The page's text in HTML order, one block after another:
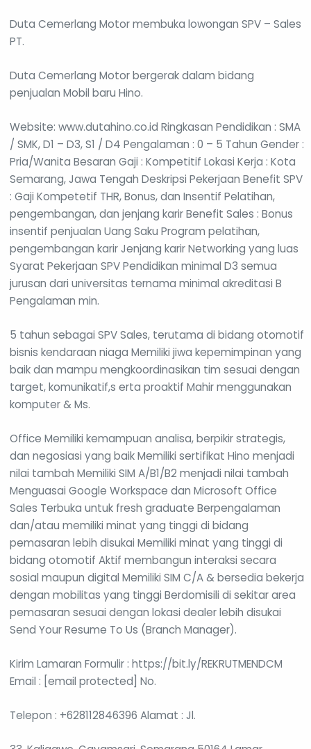
Duta Cemerlang Motor membuka lowongan SPV – Sales
PT.
Duta Cemerlang Motor bergerak dalam bidang
penjualan Mobil baru Hino.
Website: www.dutahino.co.id Ringkasan Pendidikan : SMA
/ SMK, D1 – D3, S1 / D4 Pengalaman : 0 – 5 Tahun Gender :
Pria/Wanita Besaran Gaji : Kompetitif Lokasi Kerja : Kota
Semarang, Jawa Tengah Deskripsi Pekerjaan Benefit SPV
: Gaji Kompetetif THR, Bonus, dan Insentif Pelatihan,
pengembangan, dan jenjang karir Benefit Sales : Bonus
insentif penjualan Uang Saku Program pelatihan,
pengembangan karir Jenjang karir Networking yang luas
Syarat Pekerjaan SPV Pendidikan minimal D3 semua
jurusan dari universitas ternama minimal akreditasi B
Pengalaman min.
5 tahun sebagai SPV Sales, terutama di bidang otomotif
bisnis kendaraan niaga Memiliki jiwa kepemimpinan yang
baik dan mampu mengkoordinasikan tim sesuai dengan
target, komunikatif,s erta proaktif Mahir menggunakan
komputer & Ms.
Office Memiliki kemampuan analisa, berpikir strategis,
dan negosiasi yang baik Memiliki sertifikat Hino menjadi
nilai tambah Memiliki SIM A/B1/B2 menjadi nilai tambah
Menguasai Google Workspace dan Microsoft Office
Sales Terbuka untuk fresh graduate Berpengalaman
dan/atau memiliki minat yang tinggi di bidang
pemasaran lebih disukai Memiliki minat yang tinggi di
bidang otomotif Aktif membangun interaksi secara
sosial maupun digital Memiliki SIM C/A & bersedia bekerja
dengan mobilitas yang tinggi Berdomisili di sekitar area
pemasaran sesuai dengan lokasi dealer lebih disukai
Send Your Resume To Us (Branch Manager).
Kirim Lamaran Formulir : https://bit.ly/REKRUTMENDCM
Email : [email protected] No.
Telepon : +628112846396 Alamat : Jl.